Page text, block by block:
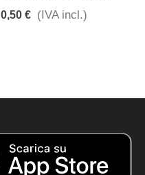
0,50 € (IVA incl.)